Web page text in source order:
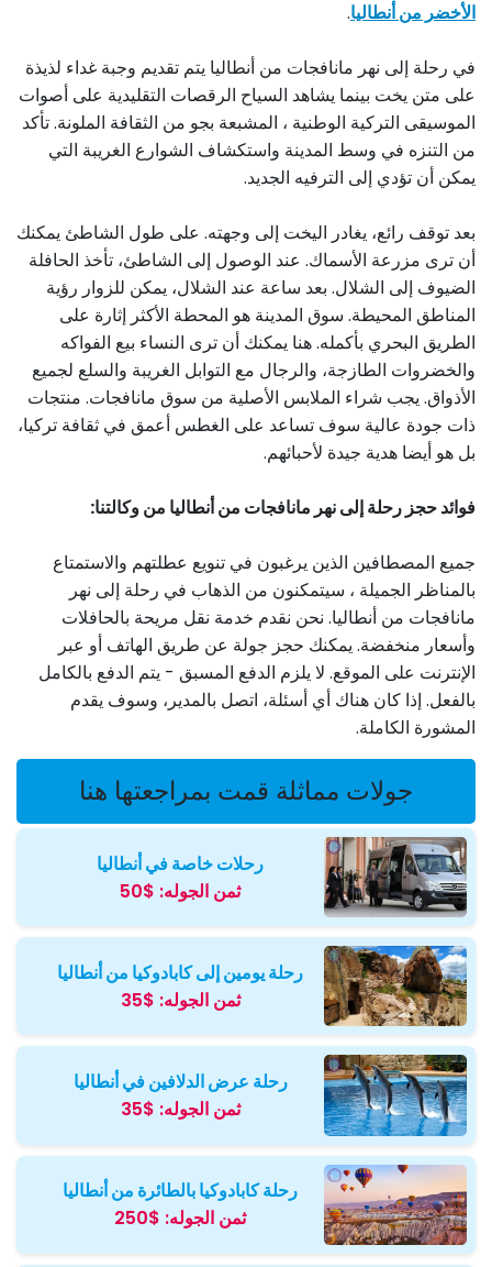
الأخضر من أنطاليا.
في رحلة إلى نهر مانافجات من أنطاليا يتم تقديم وجبة غداء لذيذة
على متن يخت بينما يشاهد السياح الرقصات التقليدية على أصوات
الموسيقى التركية الوطنية ، المشبعة بجو من الثقافة الملونة. تأكد
من التنزه في وسط المدينة واستكشاف الشوارع الغريبة التي
يمكن أن تؤدي إلى الترفيه الجديد.
بعد توقف رائع، يغادر اليخت إلى وجهته. على طول الشاطئ يمكنك
أن ترى مزرعة الأسماك. عند الوصول إلى الشاطئ، تأخذ الحافلة
الضيوف إلى الشلال. بعد ساعة عند الشلال، يمكن للزوار رؤية
المناطق المحيطة. سوق المدينة هو المحطة الأكثر إثارة على
الطريق البحري بأكمله. هنا يمكنك أن ترى النساء بيع الفواكه
والخضروات الطازجة، والرجال مع التوابل الغريبة والسلع لجميع
الأذواق. يجب شراء الملابس الأصلية من سوق مانافجات. منتجات
ذات جودة عالية سوف تساعد على الغطس أعمق في ثقافة تركيا،
بل هو أيضا هدية جيدة لأحبائهم.
فوائد حجز رحلة إلى نهر مانافجات من أنطاليا من وكالتنا:
جميع المصطافين الذين يرغبون في تنويع عطلتهم والاستمتاع
بالمناظر الجميلة ، سيتمكنون من الذهاب في رحلة إلى نهر
مانافجات من أنطاليا. نحن نقدم خدمة نقل مريحة بالحافلات
وأسعار منخفضة. يمكنك حجز جولة عن طريق الهاتف أو عبر
الإنترنت على الموقع. لا يلزم الدفع المسبق - يتم الدفع بالكامل
بالفعل. إذا كان هناك أي أسئلة، اتصل بالمدير، وسوف يقدم
المشورة الكاملة.
جولات مماثلة قمت بمراجعتها هنا
رحلات خاصة في أنطاليا
ثمن الجوله: $50
رحلة يومين إلى كابادوكيا من أنطاليا
ثمن الجوله: $35
رحلة عرض الدلافين في أنطاليا
ثمن الجوله: $35
رحلة كابادوكيا بالطائرة من أنطاليا
ثمن الجوله: $250